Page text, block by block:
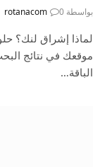
بواسطة rotanacom 0
لماذا إشراق لنك؟
موقعك في نتائج
الباقة…